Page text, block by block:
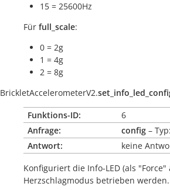
15 = 25600Hz
Für full_scale:
0 = 2g
1 = 4g
2 = 8g
BrickletAccelerometerV2.
Funktions-ID:
6
Anfrage:
config –
Antwort:
keine
Konfiguriert die Info-LED (als
Herzschlagmodus betrieben werden.